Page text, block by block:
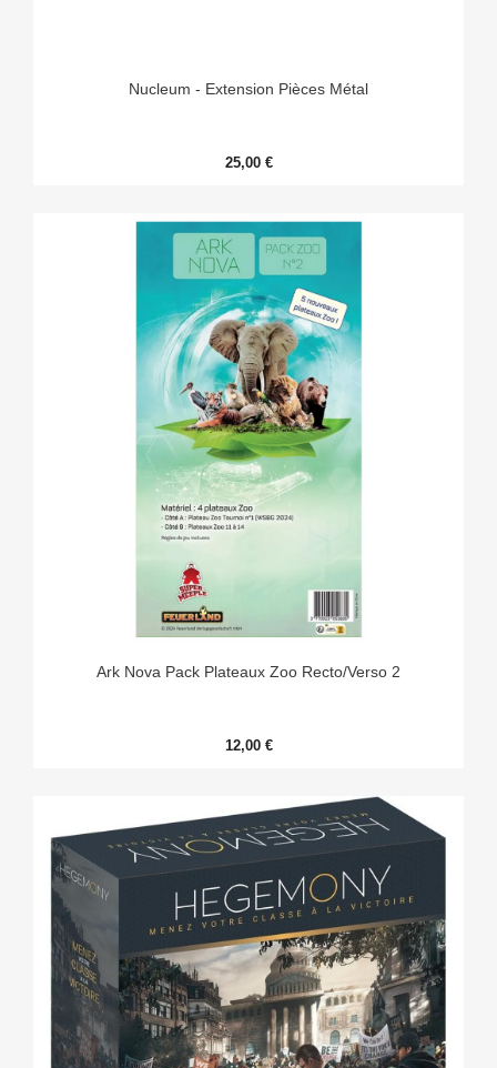
Nucleum - Extension Pièces Métal
25,00 €
Ark Nova Pack Plateaux Zoo Recto/verso 2
12,00 €